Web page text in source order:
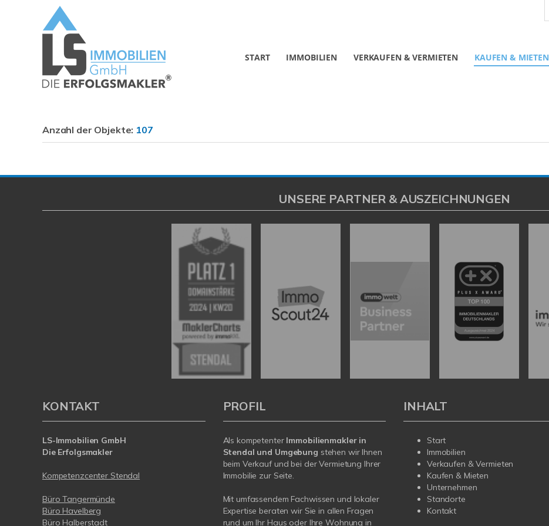
START IMMOBILIEN VERKAUFEN & VERMIETEN KAUFEN & MIETEN
Anzahl der Objekte: 107
UNSERE PARTNER & AUSZEICHNUNGEN
KONTAKT
LS-Immobilien GmbH
Die Erfolgsmakler
Kompetenzcenter Stendal
Büro Tangermünde
Büro Havelberg
Büro Halberstadt
PROFIL
Als kompetenter Immobilienmakler in
Stendal und Umgebung stehen wir Ihnen
beim Verkauf und bei der Vermietung Ihrer
Immobilie zur Seite.
Mit umfassendem Fachwissen und lokaler
Expertise beraten wir Sie in allen Fragen
rund um Ihr Haus oder Ihre Wohnung in
INHALT
Start
Immobilien
Verkaufen & Vermieten
Kaufen & Mieten
Unternehmen
Standorte
Kontakt